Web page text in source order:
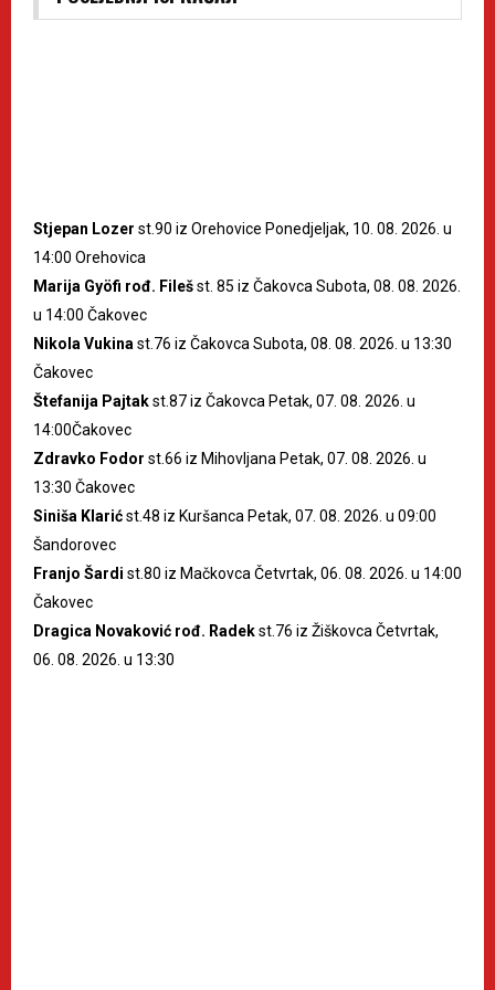
Stjepan Lozer st.90 iz Orehovice Ponedjeljak, 10. 08. 2026. u
14:00 Orehovica
Marija Gyöfi rođ. Filešst. 85 iz Čakovca Subota, 08. 08. 2026.
u 14:00 Čakovec
Nikola Vukinast.76 iz Čakovca Subota, 08. 08. 2026. u 13:30
Čakovec
Štefanija Pajtakst.87 iz Čakovca Petak, 07. 08. 2026. u
14:00Čakovec
Zdravko Fodor st.66 iz Mihovljana Petak, 07. 08. 2026. u
13:30 Čakovec
Siniša Klarićst.48 iz Kuršanca Petak, 07. 08. 2026. u 09:00
Šandorovec
Franjo Šardi st.80 iz Mačkovca Četvrtak, 06. 08. 2026. u 14:00
Čakovec
Dragica Novaković rođ. Radekst.76 iz Žiškovca Četvrtak,
06. 08. 2026. u 13:30